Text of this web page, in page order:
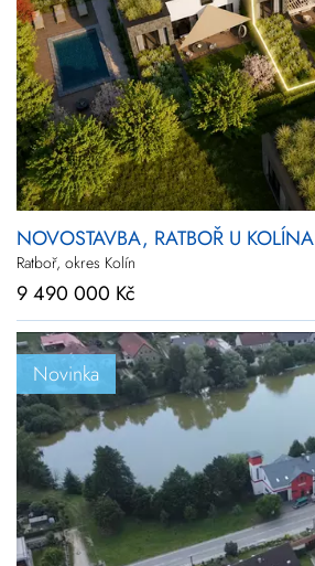
NOVOSTAVBA, RATBOŘ U KOLÍNA
Ratboř, okres Kolín
9 490 000 Kč
Novinka